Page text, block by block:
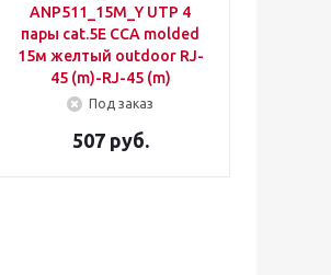
ANP511_15M_Y UTP 4
пары cat.5E CCA molded
15м желтый outdoor RJ-
45 (m)-RJ-45 (m)
Под заказ
507 руб.